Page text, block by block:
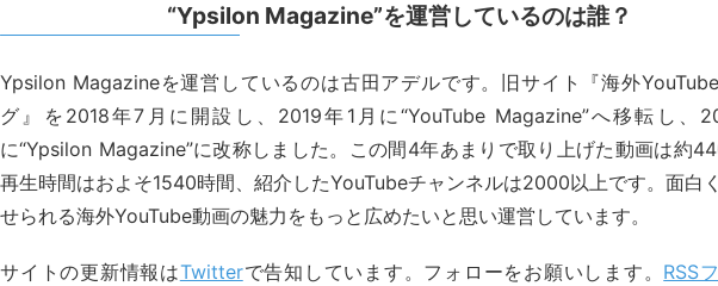
“Ypsilon Magazine”を運営しているのは誰？
Ypsilon Magazineを運営しているのは古田アデルです。旧サイト『海外
グ』を2018年7月に開設し、2019年1月に“YouTube Magazine”へ移転し、
に“Ypsilon Magazine”に改称しました。この間4年あまりで取り上げた動画は約
再生時間はおよそ1540時間、紹介したYouTubeチャンネルは2000以上です。面白
せられる海外YouTube動画の魅力をもっと広めたいと思い運営しています。
サイトの更新情報はTwitterで告知しています。フォローをお願いします。 RSS